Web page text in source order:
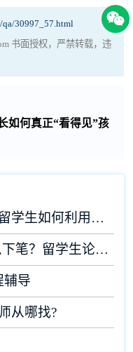
30997_57.html
书面授权，严禁转载，违
如何真正“看得见”孩
2026 QS世界大学排名公布!留学生如何利用榜单做好学业规划?
美国大学三千字的Essay怎么下笔？留学生论文辅导
辅导
从哪找?